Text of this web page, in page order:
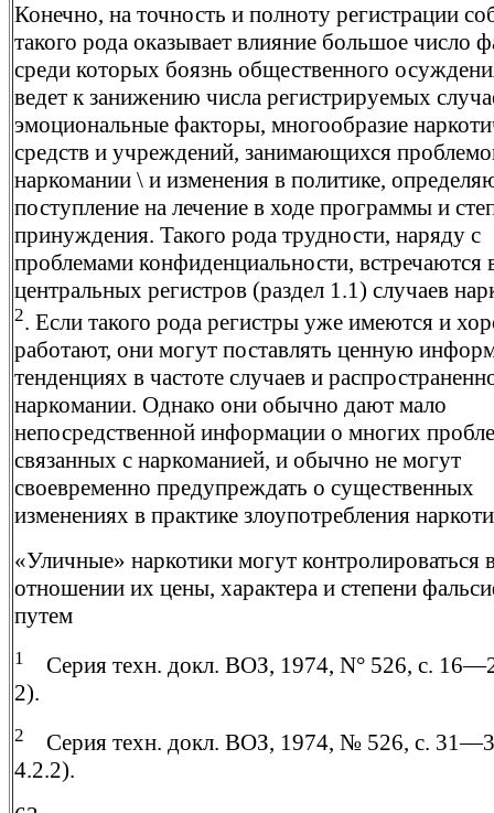
Конечно, на точность и полноту регистрации
такого рода оказывает влияние большое число
среди которых боязнь общественного
ведет к занижению числа регистрируемых
эмоциональные факторы, многообразие
средств и учреждений, занимающихся
наркомании \ и изменения в политике,
поступление на лечение в ходе программы и
принуждения. Такого рода трудности, наряду с
проблемами конфиденциальности, встречаются
центральных регистров (раздел 1.1) случаев
2. Если такого рода регистры уже имеются и
работают, они могут поставлять ценную
тенденциях в частоте случаев и
наркомании. Однако они обычно дают мало
непосредственной информации о многих
связанных с наркоманией, и обычно не могут
своевременно предупреждать о существенных
изменениях в практике злоупотребления
«Уличные» наркотики могут контролироваться
отношении их цены, характера и степени
путем
1
Серия техн. докл. ВОЗ, 1974, N° 526, с.
2).
2
Серия техн. докл. ВОЗ, 1974, № 526, с.
4.2.2).